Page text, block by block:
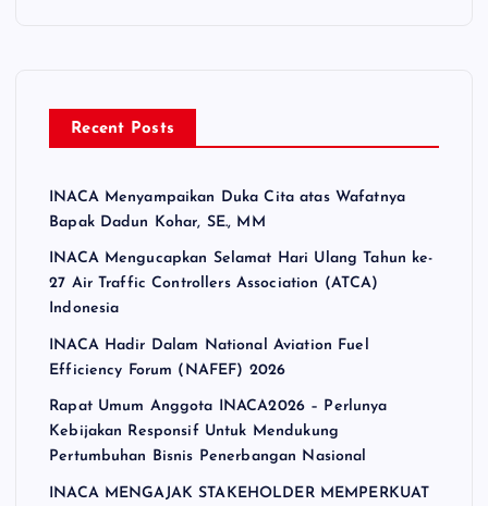
Recent Posts
INACA Menyampaikan Duka Cita atas Wafatnya
Bapak Dadun Kohar, SE., MM
INACA Mengucapkan Selamat Hari Ulang Tahun ke-
27 Air Traffic Controllers Association (ATCA)
Indonesia
INACA Hadir Dalam National Aviation Fuel
Efficiency Forum (NAFEF) 2026
Rapat Umum Anggota INACA2026 – Perlunya
Kebijakan Responsif Untuk Mendukung
Pertumbuhan Bisnis Penerbangan Nasional
INACA MENGAJAK STAKEHOLDER MEMPERKUAT